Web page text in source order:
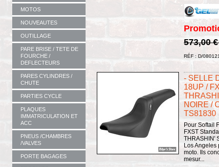
MOTOS
NOUVEAUTES
OUTILLAGE
PARE BRISE / TETE DE
FOURCHE /
DEFLECTEURS
PARES CYLINDRES /
CHUTE
PARTIES CYCLE
PLAQUES
IMMATRICULATION ET
ACC
PNEUS /CHAMBRES
/VALVES
PORTE BAGAGES
573,00
RÉF : D/
- SELLE
18UP /
NOIRE /
TS81830
Pour Softail
FXST
THRASHIN'
Los Angeles
moto. Ils
mesur...